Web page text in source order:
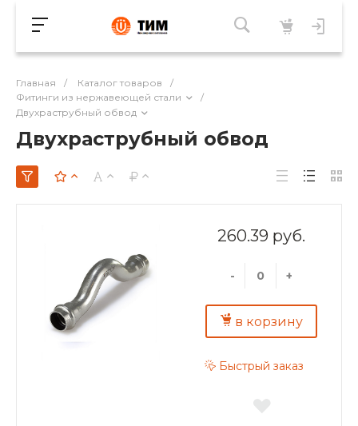
Главная / Каталог товаров
/
Фитинги из нержавеющей стали
/
Двухраструбный обвод
Двухраструбный обвод
260.39 руб.
- +
в корзину
Быстрый заказ